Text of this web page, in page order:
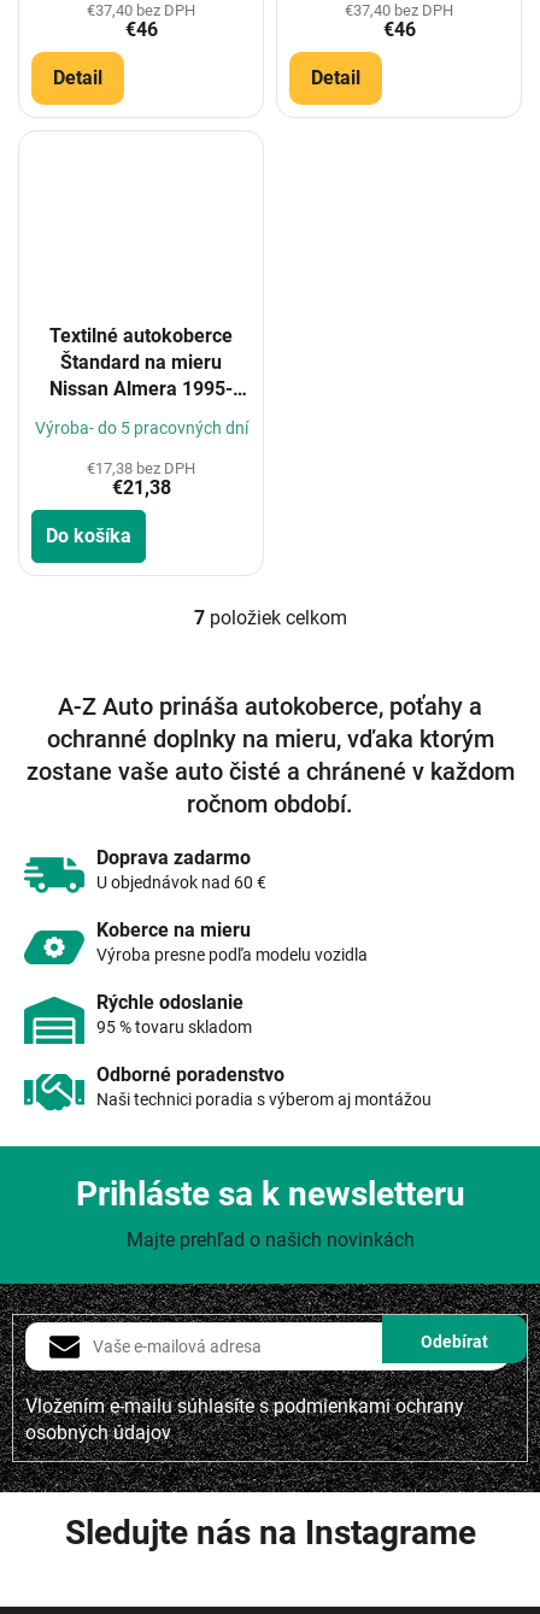
€37,40 bez DPH
€46
Detail
€37,40 bez DPH
€46
Detail
Textilné autokoberce
Štandard na mieru
Nissan Almera 1995-
Výroba- do 5 pracovných dní
€17,38 bez DPH
€21,38
Do košíka
O
á
d
a
c
e
v
7položiek celkom
A-Z Auto prináša autokoberce, poťahy a
ochranné doplnky na mieru, vďaka ktorým
zostane vaše auto čisté a chránené v každom
ročnom období.
Doprava zadarmo
U objednávok nad 60 €
Koberce na mieru
Výroba presne podľa modelu vozidla
Rýchle odoslanie
95 % tovaru skladom
Odborné poradenstvo
Naši technici poradia s výberom aj montážou
Vložením e-mailu súhlasíte spodmienkami ochrany
osobných údajov
Prihláste sa k newsletteru
Majte prehľad o našich novinkách
Sledujte nás na Instagrame